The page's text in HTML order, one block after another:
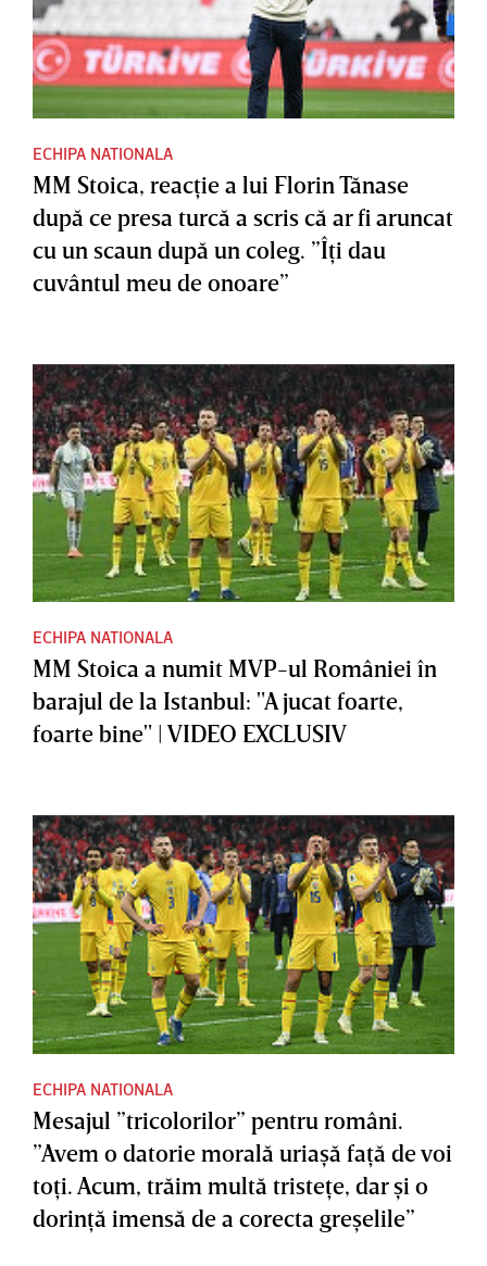
ECHIPA NATIONALA
MM Stoica, reacţie a lui Florin Tănase
după ce presa turcă a scris că ar fi aruncat
cu un scaun după un coleg. ”Îţi dau
cuvântul meu de onoare”
ECHIPA NATIONALA
MM Stoica a numit MVP-ul României în
barajul de la Istanbul: "A jucat foarte,
foarte bine" | VIDEO EXCLUSIV
ECHIPA NATIONALA
Mesajul ”tricolorilor” pentru români.
”Avem o datorie morală uriaşă faţă de voi
toţi. Acum, trăim multă tristeţe, dar şi o
dorinţă imensă de a corecta greşelile”